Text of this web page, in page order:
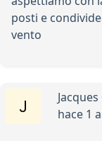
posti e
vento
hace 1